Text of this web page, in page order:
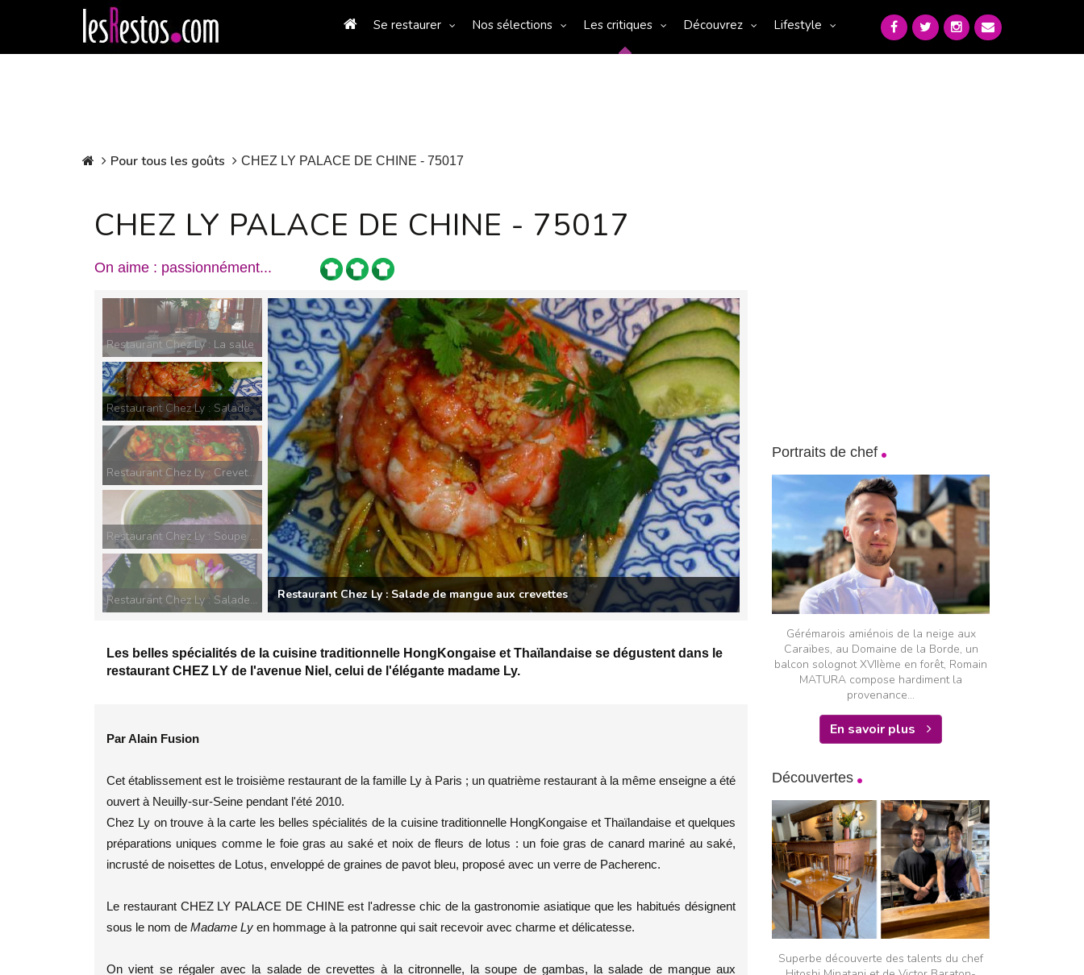
Se restaurer Nos sélections Les critiques Découvrez Lifestyle
Pour tous les goûts CHEZ LY PALACE DE CHINE - 75017
CHEZ LY PALACE DE CHINE - 75017
On aime : passionnément...
Restaurant Chez Ly : Salade de mangue aux crevettes
Restaurant Chez Ly : La salle
Restaurant Chez Ly : Salade de mangue aux crevettes
Restaurant Chez Ly : Crevettes pimentées à l'impérial
Restaurant Chez Ly : Soupe épinard crabe oignons
Restaurant Chez Ly : Salade de mangue
Les belles spécialités de la cuisine traditionnelle HongKongaise et Thaïlandaise se dégustent dans le
restaurant CHEZ LY de l'avenue Niel, celui de l'élégante madame Ly.
Par Alain Fusion
Cet établissement est le troisième restaurant de la famille Ly à Paris ; un quatrième restaurant à la même enseigne a été
ouvert à Neuilly-sur-Seine pendant l'été 2010.
Chez Ly on trouve à la carte les belles spécialités de la cuisine traditionnelle HongKongaise et Thaïlandaise et quelques
préparations uniques comme le foie gras au saké et noix de fleurs de lotus : un foie gras de canard mariné au saké,
incrusté de noisettes de Lotus, enveloppé de graines de pavot bleu, proposé avec un verre de Pacherenc.
Le restaurant CHEZ LY PALACE DE CHINE est l'adresse chic de la gastronomie asiatique que les habitués désignent
sous le nom de Madame Ly en hommage à la patronne qui sait recevoir avec charme et délicatesse.
On vient se régaler avec la salade de crevettes à la citronnelle, la soupe de gambas, la salade de mangue aux
Portraits de chef
Gérémarois amiénois de la neige aux
Caraïbes, au Domaine de la Borde, un
balcon solognot XVIIème en forêt, Romain
MATURA compose hardiment la
provenance...
En savoir plus
Découvertes
Superbe découverte des talents du chef